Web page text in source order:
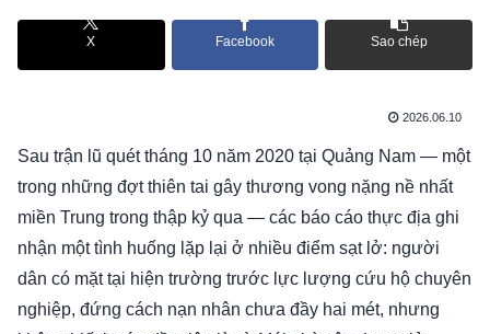
X Facebook Sao chép
2026.06.10
Sau trận lũ quét tháng 10 năm 2020 tại Quảng Nam — một
trong những đợt thiên tai gây thương vong nặng nề nhất
miền Trung trong thập kỷ qua — các báo cáo thực địa ghi
nhận một tình huống lặp lại ở nhiều điểm sạt lở: người
dân có mặt tại hiện trường trước lực lượng cứu hộ chuyên
nghiệp, đứng cách nạn nhân chưa đầy hai mét, nhưng